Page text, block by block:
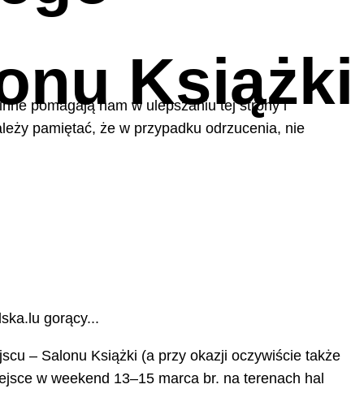
Książki
gorący...
– Salonu Książki (a przy okazji oczywiście także
w weekend 13–15 marca br. na terenach hal
pomagają nam w ulepszaniu tej strony i
pamiętać, że w przypadku odrzucenia, nie